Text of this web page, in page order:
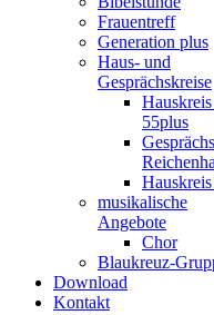
Frauentreff
Generation plus
Haus- und
Gesprächskreise
55plus
musikalische
Angebote
Chor
Blaukreuz-
Download
Kontakt